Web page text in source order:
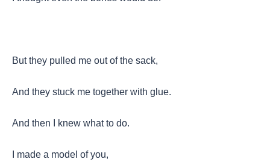
But they pulled me out of the sack,
And they stuck me together with glue.
And then I knew what to do.
I made a model of you,